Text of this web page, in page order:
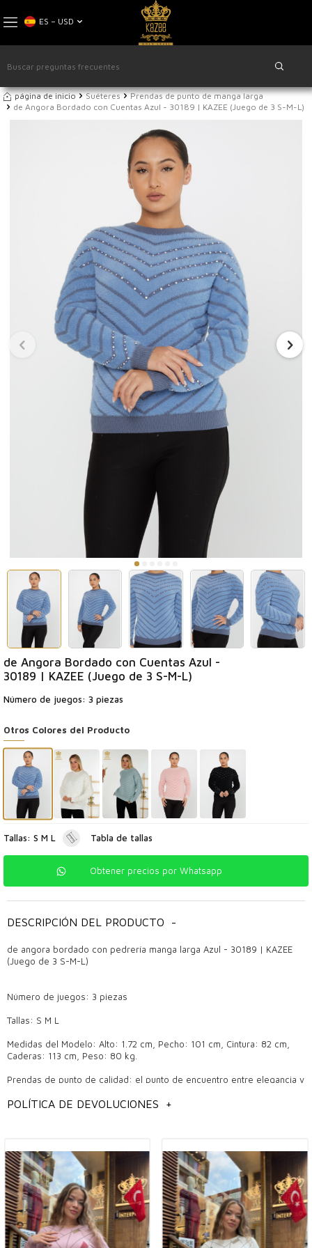
ES − USD
página de inicio Suéteres
Prendas de punto de manga larga
de Angora Bordado con Cuentas Azul - 30189 | KAZEE (Juego de 3 S-M-L)
de Angora Bordado con Cuentas Azul -
30189 | KAZEE (Juego de 3 S-M-L)
Número de juegos: 3 piezas
Otros Colores del Producto
Tallas: S M L Tabla de tallas
Obtener precios por Whatsapp
DESCRIPCIÓN DEL PRODUCTO -
de angora bordado con pedrería manga larga Azul - 30189 | KAZEE
(Juego de 3 S-M-L)
Número de juegos: 3 piezas
Tallas: S M L
Medidas del Modelo: Alto: 1.72 cm, Pecho: 101 cm, Cintura: 82 cm,
Caderas: 113 cm, Peso: 80 kg.
Prendas de punto de calidad: el punto de encuentro entre elegancia y
diferencia tanto en el uso diario como en ocasiones especiales con
sus detalles elegantes y modelos de tendencia. Estos productos, que
también son los favoritos de los propietarios de boutiques
mayoristas, se encuentran entre las piezas de moda indispensables.
La elegancia y la comodidad que ofrecen las prendas de punto se
encuentran entre los productos más de moda que las mujeres
pueden elegir en todas las estaciones.
La importancia de la calidad de las prendas de punto
POLÍTICA DE DEVOLUCIONES +